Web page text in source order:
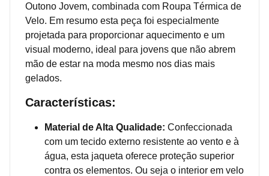
Outono Jovem, combinada com Roupa Térmica de
Velo. Em resumo esta peça foi especialmente
projetada para proporcionar aquecimento e um
visual moderno, ideal para jovens que não abrem
mão de estar na moda mesmo nos dias mais
gelados.
Características:
Material de Alta Qualidade: Confeccionada
com um tecido externo resistente ao vento e à
água, esta jaqueta oferece proteção superior
contra os elementos. Ou seja o interior em velo